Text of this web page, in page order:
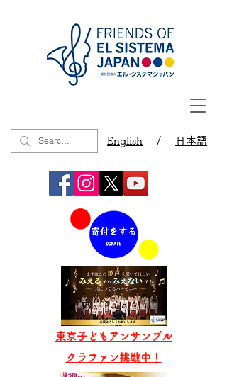
English / 日本語
東京子どもアンサンブル
​クラファン挑戦中！